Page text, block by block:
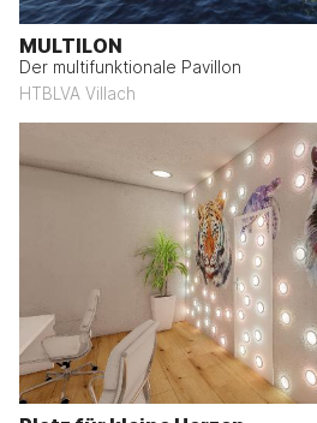
MULTILON
Der multifunktionale Pavillon
HTBLVA Villach